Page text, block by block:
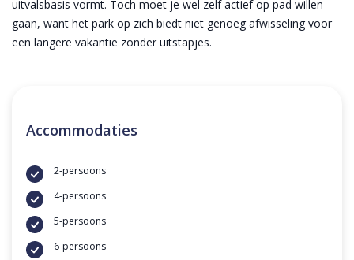
uitvalsbasis vormt. Toch moet je wel zelf actief op pad willen
gaan, want het park op zich biedt niet genoeg afwisseling voor
een langere vakantie zonder uitstapjes.
Accommodaties
2-persoons
4-persoons
5-persoons
6-persoons